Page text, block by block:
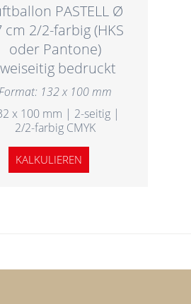
PASTELL Ø
cm 2/2-farbig (HKS
oder Pantone)
bedruckt
132 x 100 mm
x 100 mm | 2-seitig |
2/2-farbig CMYK
KALKULIEREN